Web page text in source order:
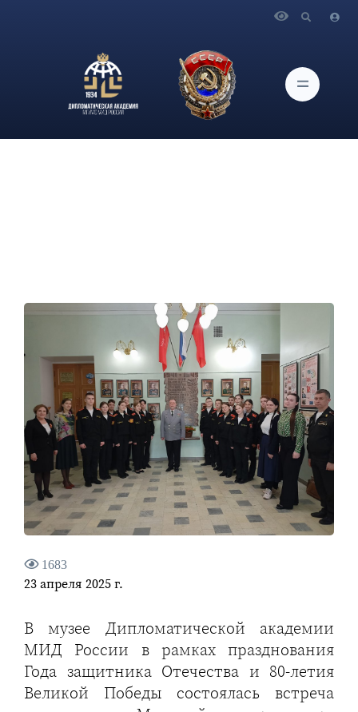
А.Б.Кокомани в музее Академии
1683
23 апреля 2025 г.
В музее Дипломатической академии
МИД России в рамках празднования
Года защитника Отечества и 80-летия
Великой Победы состоялась встреча